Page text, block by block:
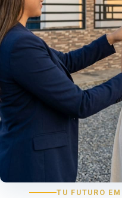
TU FUTURO